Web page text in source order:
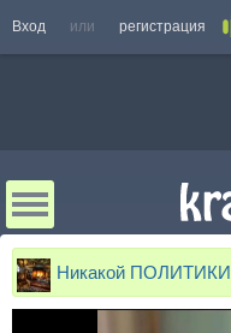
Вход или регистрация
Никакой ПОЛИТИКИ